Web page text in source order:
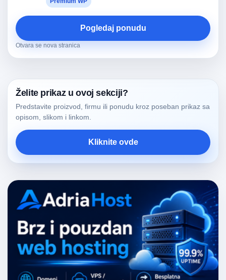
Pogledaj ponudu
Otvara se nova stranica
Želite prikaz u ovoj sekciji?
Predstavite proizvod, firmu ili ponudu kroz poseban prikaz sa
opisom, slikom i linkom.
Kliknite ovde